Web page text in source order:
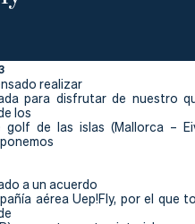
La
realizar
para disfrutar de nuestro
los
golf de las islas (Mallorca –
a un acuerdo
aérea Uep!Fly, por el que